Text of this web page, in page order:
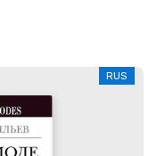
RUS